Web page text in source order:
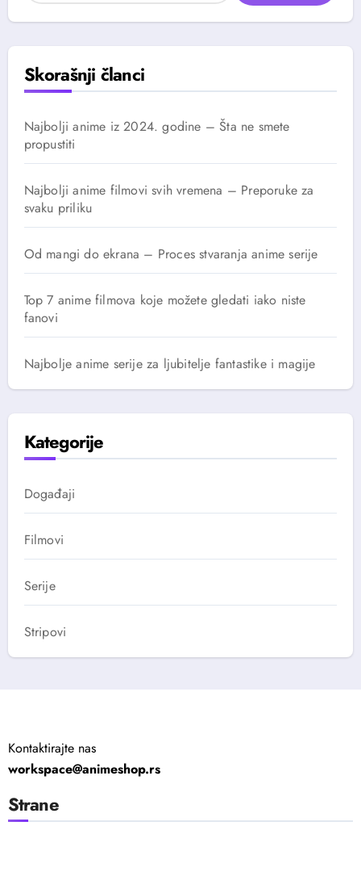
t
a
g
a
z
a
:
Skorašnji članci
Najbolji anime iz 2024. godine – Šta ne smete
propustiti
Najbolji anime filmovi svih vremena – Preporuke za
svaku priliku
Od mangi do ekrana – Proces stvaranja anime serije
Top 7 anime filmova koje možete gledati iako niste
fanovi
Najbolje anime serije za ljubitelje fantastike i magije
Kategorije
Događaji
Filmovi
Serije
Stripovi
Kontaktirajte nas
workspace@animeshop.rs
Strane